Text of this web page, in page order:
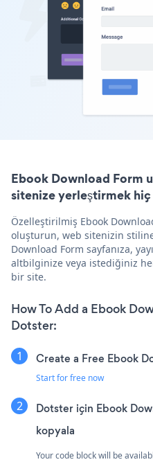
Ebook Download Form
sitenize yerleştirmek hiç
Özelleştirilmiş Ebook
oluşturun, web sitenizin
Download Form sayfanıza,
altbilginize veya istediğiniz
bir site.
How To Add a Ebook
Dotster:
Create a Free Ebook
Start for free now
Dotster için Ebook
kopyala
Your code block will be